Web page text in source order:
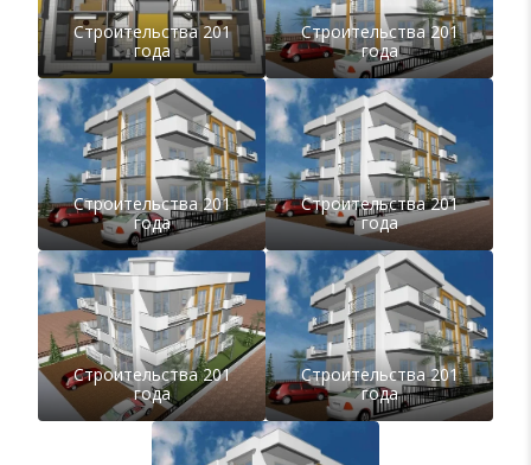
Строительства 201
года
Строительства 201
года
Строительства 201
года
Строительства 201
года
Строительства 201
года
Строительства 201
года